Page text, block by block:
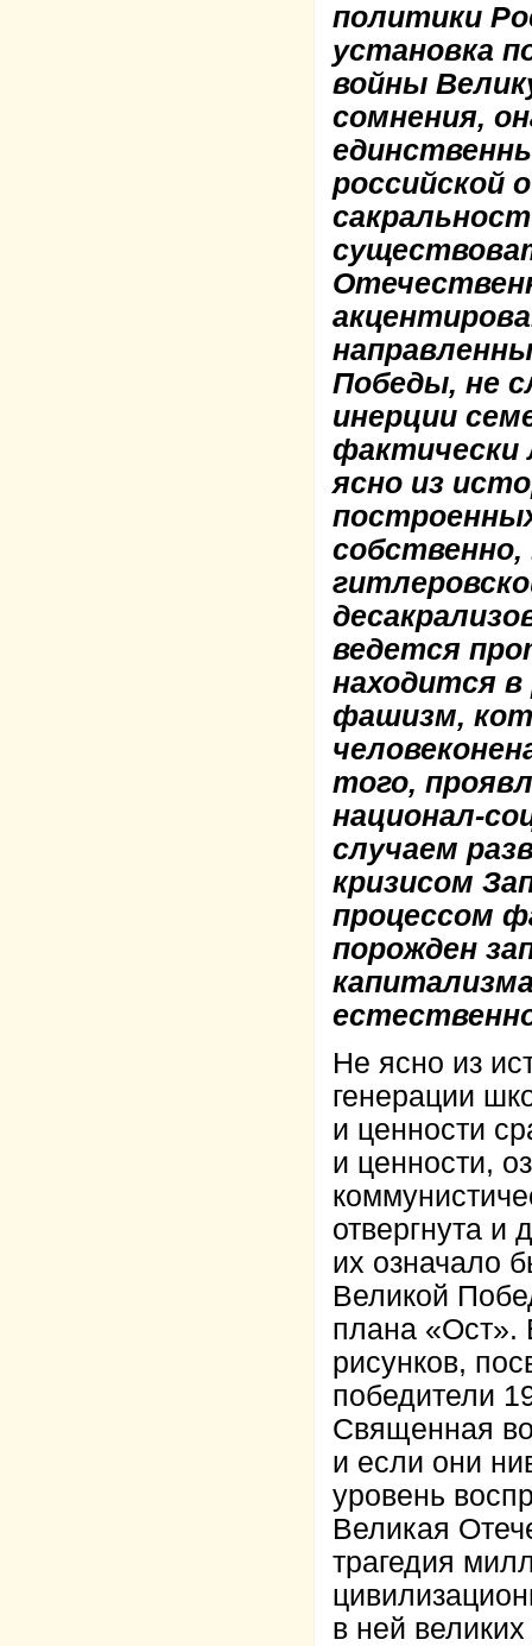
политики
установка
войны
сомнения,
российской
Победы, не
инерции
фактически
ясно из
собственно,
ведется
находится
фашизм,
того,
национал-
случаем
кризисом
процессом
порожден
Не ясно из
генерации
и ценности
и ценности,
отвергнута и
их означало
Великой
плана «Ост».
рисунков,
победители
Священная
и если они
уровень
Великая
трагедия
в ней